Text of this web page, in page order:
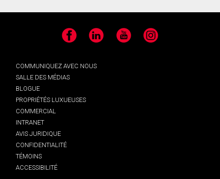
Facebook LinkedIn YouTube Instagram
COMMUNIQUEZ AVEC NOUS
SALLE DES MÉDIAS
BLOGUE
PROPRIÉTÉS LUXUEUSES
COMMERCIAL
INTRANET
AVIS JURIDIQUE
CONFIDENTIALITÉ
TÉMOINS
ACCESSIBILITÉ